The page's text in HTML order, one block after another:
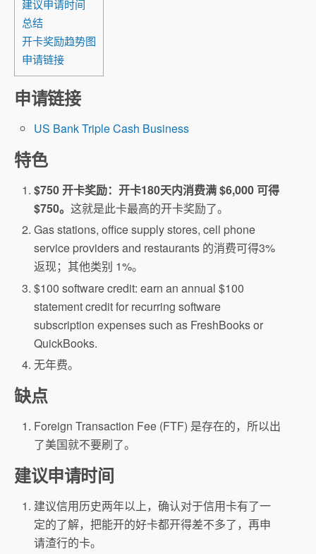
建议申请时间
总结
开卡奖励趋势图
申请链接
申请链接
US Bank Triple Cash Business
特色
$750 开卡奖励：开卡180天内消费满 $6,000 可得
$750。这就是此卡最高的开卡奖励了。
Gas stations, office supply stores, cell phone
service providers and restaurants 的消费可得3%
返现；其他类别 1%。
$100 software credit: earn an annual $100
statement credit for recurring software
subscription expenses such as FreshBooks or
QuickBooks.
无年费。
缺点
Foreign Transaction Fee (FTF) 是存在的，所以出
了美国就不要刷了。
建议申请时间
建议信用历史两年以上，确认对于信用卡有了一
定的了解，把能开的好卡都开得差不多了，再申
请渣行的卡。